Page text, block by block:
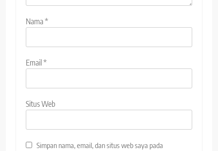
Nama*
Email*
Situs Web
Simpan nama, email, dan situs web saya pada